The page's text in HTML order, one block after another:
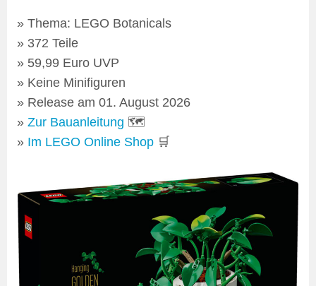
Thema: LEGO Botanicals
372 Teile
59,99 Euro UVP
Keine Minifiguren
Release am 01. August 2026
Zur Bauanleitung 🗺
Im LEGO Online Shop 🛒